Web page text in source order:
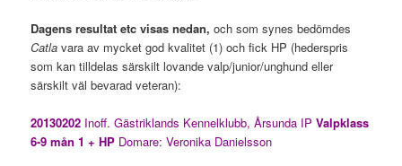
Dagens resultat etc visas nedan, och som synes bedömdes
Catla vara av mycket god kvalitet (1) och fick HP (hederspris
som kan tilldelas särskilt lovande valp/junior/unghund eller
särskilt väl bevarad veteran):
20130202 Inoff. Gästriklands Kennelklubb, Årsunda IPValpklass
6-9 mån 1 + HP Domare: Veronika Danielsson